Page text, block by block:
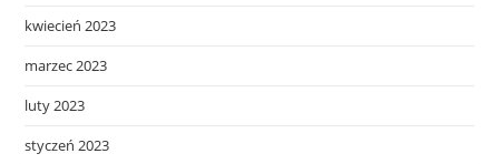
kwiecień 2023
marzec 2023
luty 2023
styczeń 2023